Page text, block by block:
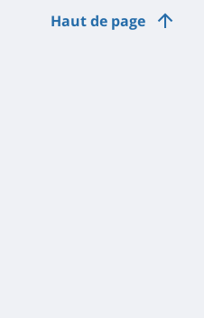
Haut de page